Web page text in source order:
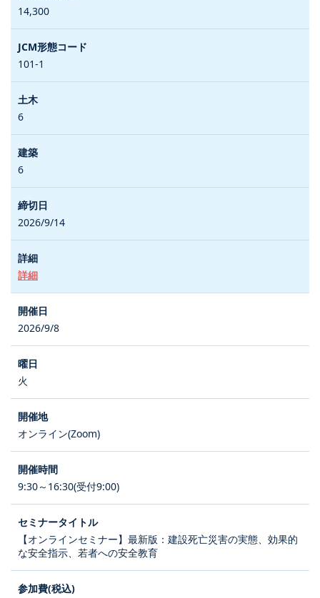
14,300
101-1
6
6
2026/9/14
詳細
2026/9/8
火
オンライン(Zoom)
9:30～16:30(受付9:00)
【オンラインセミナー】最新版：建設死亡災害の実態、効果的
な安全指示、若者への安全教育